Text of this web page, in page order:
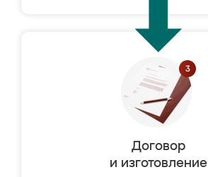
Договор
и изготовление